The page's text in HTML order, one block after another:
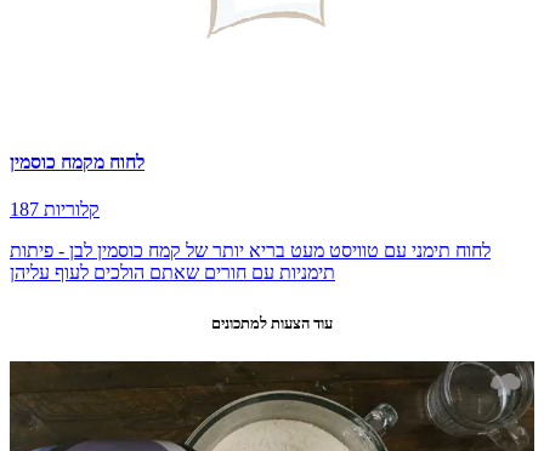
לחוח מקמח כוסמין
187 קלוריות
לחוח תימני עם טוויסט מעט בריא יותר של קמח כוסמין לבן - פיתות
תימניות עם חורים שאתם הולכים לעוף עליהן
עוד הצעות למתכונים